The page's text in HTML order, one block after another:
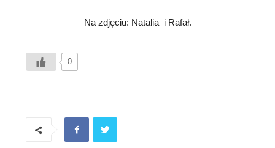
Na zdjęciu: Natalia i Rafał.
0